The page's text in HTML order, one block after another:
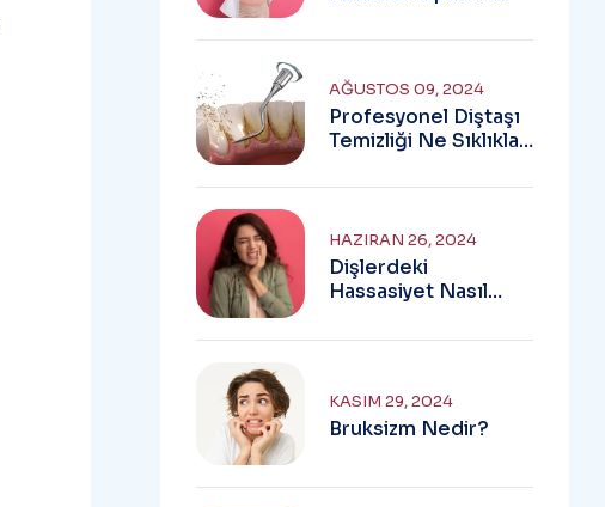
AĞUSTOS 09, 2024
Profesyonel Diştaşı
Temizliği Ne Sıklıkla
HAZIRAN 26, 2024
Dişlerdeki
Hassasiyet Nasıl
KASIM 29, 2024
Bruksizm Nedir?